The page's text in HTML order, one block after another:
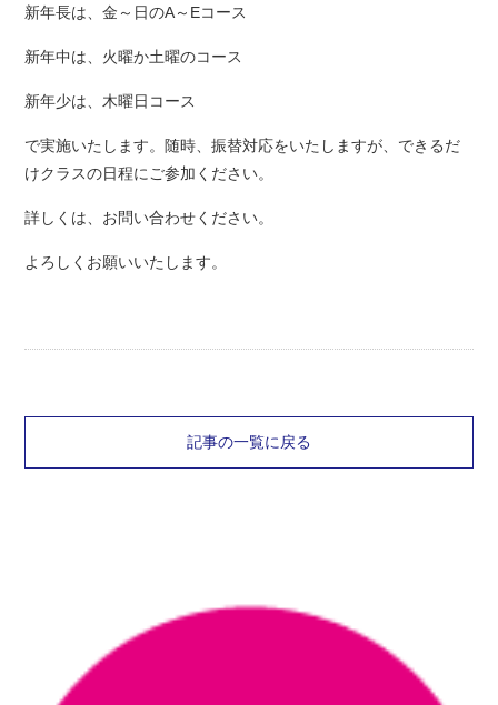
新年長は、金～日のA～Eコース
新年中は、火曜か土曜のコース
新年少は、木曜日コース
で実施いたします。随時、振替対応をいたしますが、できるだ
けクラスの日程にご参加ください。
詳しくは、お問い合わせください。
よろしくお願いいたします。
記事の一覧に戻る